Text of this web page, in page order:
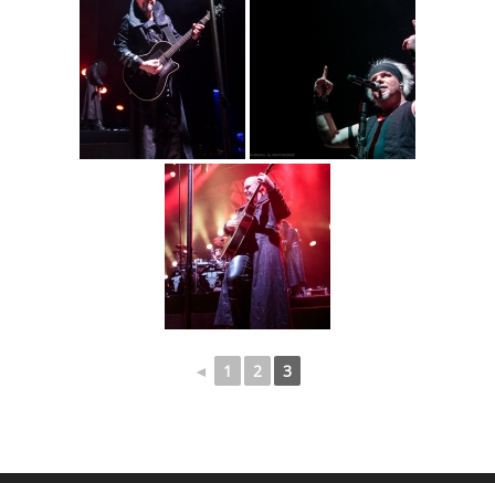
◄ 1 2 3